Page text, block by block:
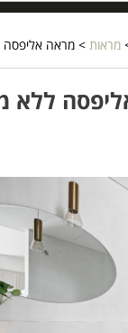
מראות > מראה
ללא